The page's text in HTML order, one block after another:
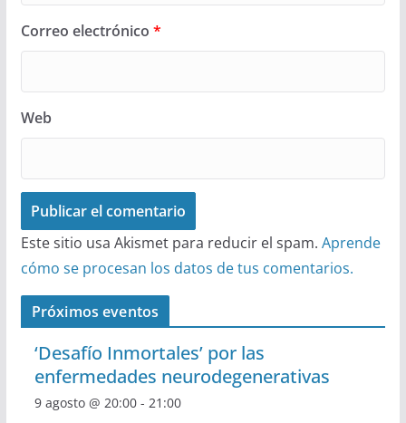
Correo electrónico *
Web
Este sitio usa Akismet para reducir el spam. Aprende
cómo se procesan los datos de tus comentarios.
Próximos eventos
‘Desafío Inmortales’ por las
enfermedades neurodegenerativas
9 agosto @ 20:00- 21:00